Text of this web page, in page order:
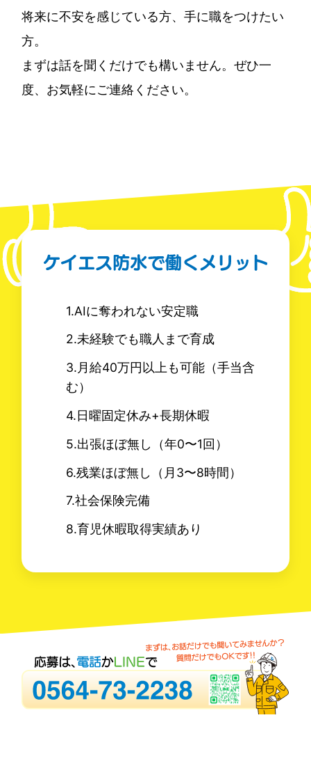
将来に不安を感じている方、手に職をつけたい
方。
まずは話を聞くだけでも構いません。ぜひ一
度、お気軽にご連絡ください。
1.AIに奪われない安定職
2.未経験でも職人まで育成
3.月給40万円以上も可能（手当含
む）
4.日曜固定休み+長期休暇
5.出張ほぼ無し（年0〜1回）
6.残業ほぼ無し（月3〜8時間）
7.社会保険完備
8.育児休暇取得実績あり